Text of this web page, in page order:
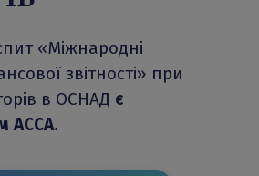
«Міжнародні
звітності» при
в ОСНАД є
АССА.